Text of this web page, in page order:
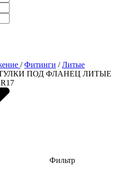
/Фитинги /Литые
ПОД ФЛАНЕЦ ЛИТЫЕ
Фильтр